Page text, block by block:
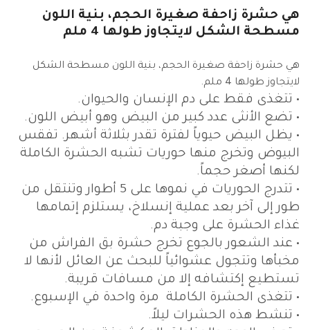
هي حشرة زاحفة صغيرة الحجم، بنية اللون
مسطحة الشكل لايتجاوز طولها 4 ملم
هي حشرة زاحفة صغيرة الحجم، بنية اللون مسطحة الشكل
لايتجاوز طولها 4 ملم.
• تتغذى فقط على دم الإنسان والحيوان.
• تضع الأنثى عدد كبير من البيض وهو أبيض اللون.
• يظل البيض حيوياً لفترة تقدر بثلاثة أشهر. تفقس
البيوض وتخرج منها حوريات تشبه الحشرة الكاملة
لكنها أصغر حجماً.
• تتدرج الحوريات في نموها على 5 أطوار وتنتقل من
طور إلى آخر بعد عملية إنسلاخ، يستلزم إتمامها
غذاء الحشرة على وجبة دم.
• عند الشعور بالجوع تخرج حشرة بق الفراش من
مخبأها وتتجول عشوائياً للبحث عن العائل لأنها لا
تستطيع إكتشافه إلا من مسافات قريبة.
• تتغذى الحشرة الكاملة مرة واحدة في الإسبوع.
• تنشط هذه الحشرات ليلاً.